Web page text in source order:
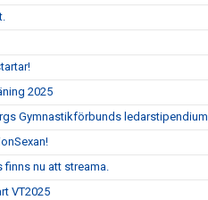
2025
Gymnastikförbunds ledarstipendium
finns nu att streama.
VT2025